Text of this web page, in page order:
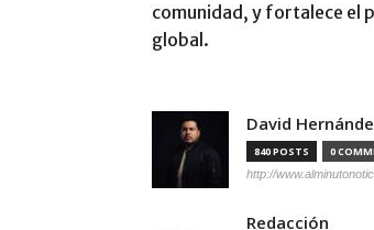
comunidad, y fortalece el
global.
David
840 POSTS 0
http://
Redacción